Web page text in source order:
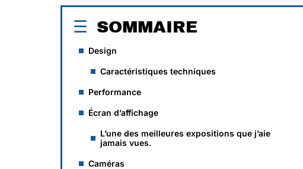
SOMMAIRE
Design
Caractéristiques techniques
Performance
Écran d’affichage
L’une des meilleures expositions que j’aie
jamais vues.
Caméras